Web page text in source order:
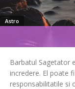
Astro
Barbatul Sagetator
incredere. El poate
responsabilitatile si